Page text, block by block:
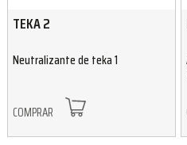
TEKA 2
Neutralizante de teka 1
COMPRAR